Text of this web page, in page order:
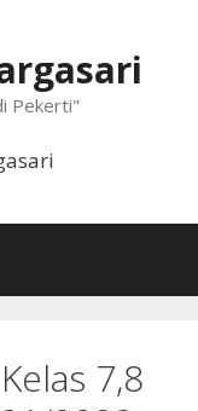
Pekerti"
7,8